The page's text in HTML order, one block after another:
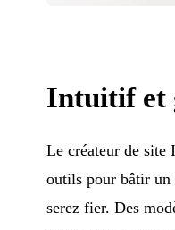
Intuitif et
Le créateur de site
outils pour bâtir un
serez fier. Des